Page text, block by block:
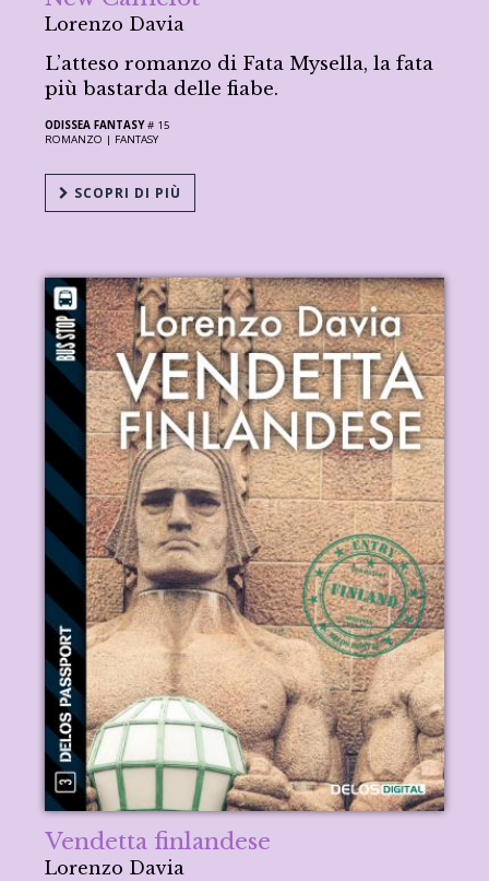
Lorenzo Davia
L’atteso romanzo di Fata Mysella, la fata
più bastarda delle fiabe.
ODISSEA FANTASY# 15
ROMANZO | FANTASY
SCOPRI DI PIÙ
Vendetta finlandese
Lorenzo Davia